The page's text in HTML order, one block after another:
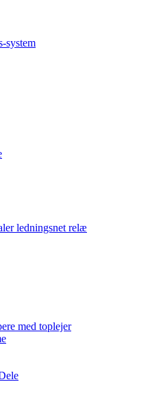
system
ledningsnet relæ
med toplejer